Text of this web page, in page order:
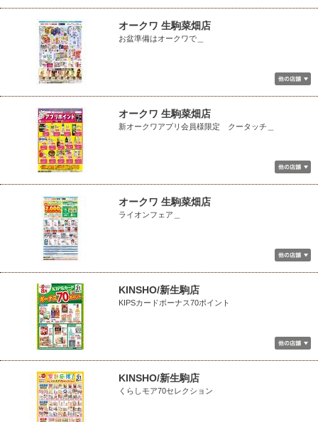
オークワ 生駒菜畑店
お盆準備はオークワで＿
オークワ 生駒菜畑店
新オークワアプリ会員様限定 クータッチ＿
オークワ 生駒菜畑店
ライオンフェア＿
KINSHO/新生駒店
KIPSカードボーナス70ポイント
KINSHO/新生駒店
くらしモア70セレクション